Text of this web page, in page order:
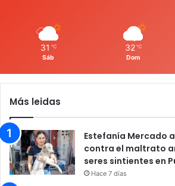
31 ℃
Sáb
32 ℃
Dom
Más leidas
Estefanía Mercado
contra el maltrato
seres sintientes en
Hace 7 días